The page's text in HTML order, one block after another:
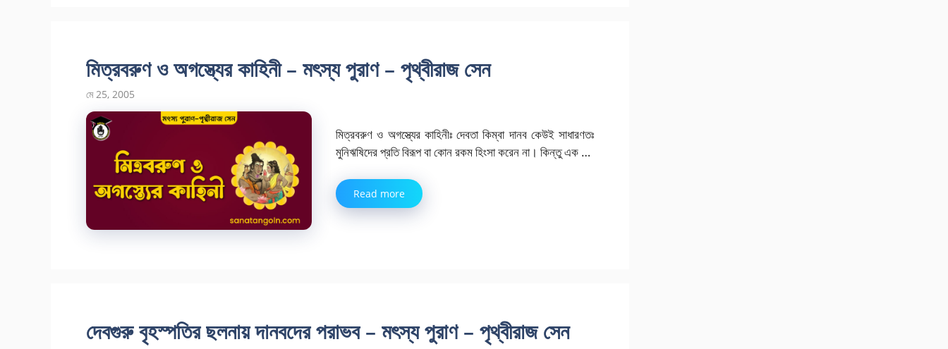
মিত্রবরুণ ও অগস্ত্যের কাহিনী – মৎস্য পুরাণ – পৃথ্বীরাজ সেন
মে 25, 2005
মিত্রবরুণ ও অগস্ত্যের কাহিনীঃ দেবতা কিম্বা দানব কেউই সাধারণতঃ
মুনিঋষিদের প্রতি বিরূপ বা কোন রকম হিংসা করেন না। কিন্তু এক …
Read more
দেবগুরু বৃহস্পতির ছলনায় দানবদের পরাভব – মৎস্য পুরাণ – পৃথ্বীরাজ সেন